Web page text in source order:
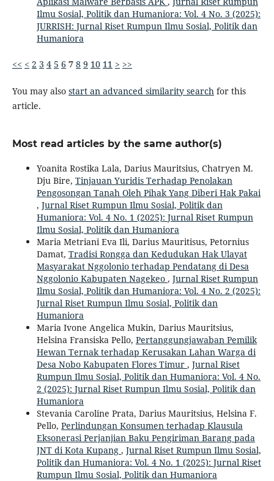
Ilmu Sosial, Politik dan Humaniora: Vol. 4 No. 3 (2025):
JURRISH: Jurnal Riset Rumpun Ilmu Sosial, Politik dan
Humaniora
<< < 2 3 4 5 6 7 8 9 10 11 > >>
You may also start an advanced similarity searchfor this
article.
Most read articles by the same author(s)
Yoanita Rostika Lala, Darius Mauritsius, Chatryen M.
Dju Bire, Tinjauan Yuridis Terhadap Penolakan
Pengosongan Tanah Oleh Pihak Yang Diberi Hak Pakai
, Jurnal Riset Rumpun Ilmu Sosial, Politik dan
Humaniora: Vol. 4 No. 1 (2025): Jurnal Riset Rumpun
Ilmu Sosial, Politik dan Humaniora
Maria Metriani Eva Ili, Darius Mauritisus, Petornius
Damat, Tradisi Rongga dan Kedudukan Hak Ulayat
Masyarakat Nggolonio terhadap Pendatang di Desa
Nggolonio Kabupaten Nagekeo , Jurnal Riset Rumpun
Ilmu Sosial, Politik dan Humaniora: Vol. 4 No. 2 (2025):
Jurnal Riset Rumpun Ilmu Sosial, Politik dan
Humaniora
Maria Ivone Angelica Mukin, Darius Mauritsius,
Helsina Fransiska Pello, Pertanggungjawaban Pemilik
Hewan Ternak terhadap Kerusakan Lahan Warga di
Desa Nobo Kabupaten Flores Timur , Jurnal Riset
Rumpun Ilmu Sosial, Politik dan Humaniora: Vol. 4 No.
2 (2025): Jurnal Riset Rumpun Ilmu Sosial, Politik dan
Humaniora
Stevania Caroline Prata, Darius Mauritsius, Helsina F.
Pello, Perlindungan Konsumen terhadap Klausula
Eksonerasi Perjanjian Baku Pengiriman Barang pada
JNT di Kota Kupang , Jurnal Riset Rumpun Ilmu Sosial,
Politik dan Humaniora: Vol. 4 No. 1 (2025): Jurnal Riset
Rumpun Ilmu Sosial, Politik dan Humaniora